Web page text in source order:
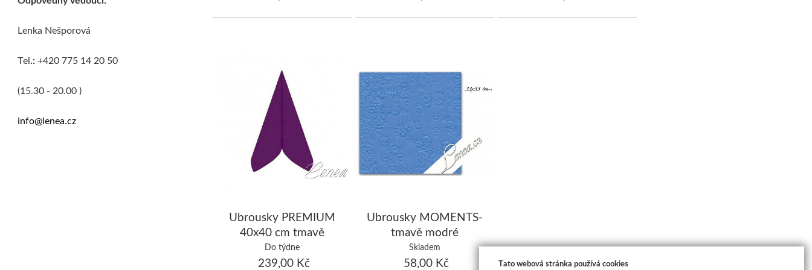
Lenka Nešporová
Tel.:+420 775 14 20 50
(15.30 - 20.00 )
info@lenea.cz
Ubrousky PREMIUM
40x40 cm tmavě
fialové/bal.50 ks
Do týdne
239,00 Kč
Ubrousky MOMENTS-
tmavě modré
Skladem
58,00 Kč Tato webová stránka používá cookies